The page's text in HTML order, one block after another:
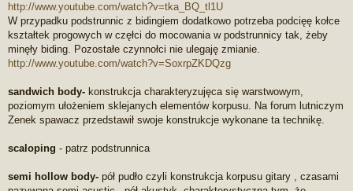
http://www.youtube.com/watch?v=tka_BQ_tl1U
W przypadku podstrunnic z bidingiem dodatkowo potrzeba podcięę kołce
kształtek progowych w częłci do mocowania w podstrunnicy tak, żeby
minęły biding. Pozostałe czynnołci nie ulegaję zmianie.
http://www.youtube.com/watch?v=SoxrpZKDQzg
sandwich body- konstrukcja charakteryzujęca się warstwowym,
poziomym ułożeniem sklejanych elementów korpusu. Na forum lutniczym
Zenek spawacz przedstawił swoje konstrukcje wykonane ta technikę.
scaloping - patrz podstrunnica
semi hollow body- pół pudło czyli konstrukcja korpusu gitary , czasami